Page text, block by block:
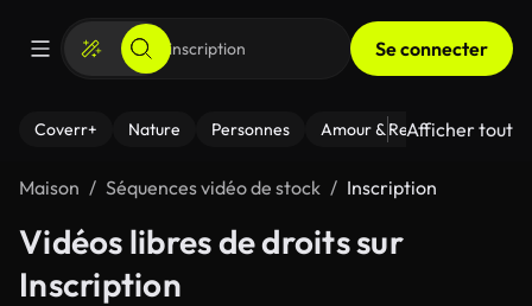
Se connecter
Coverr+ Nature Personnes Amour & Relations Le
Afficher tout
Maison Séquences vidéo de stock Inscription
Vidéos libres de droits sur
Inscription